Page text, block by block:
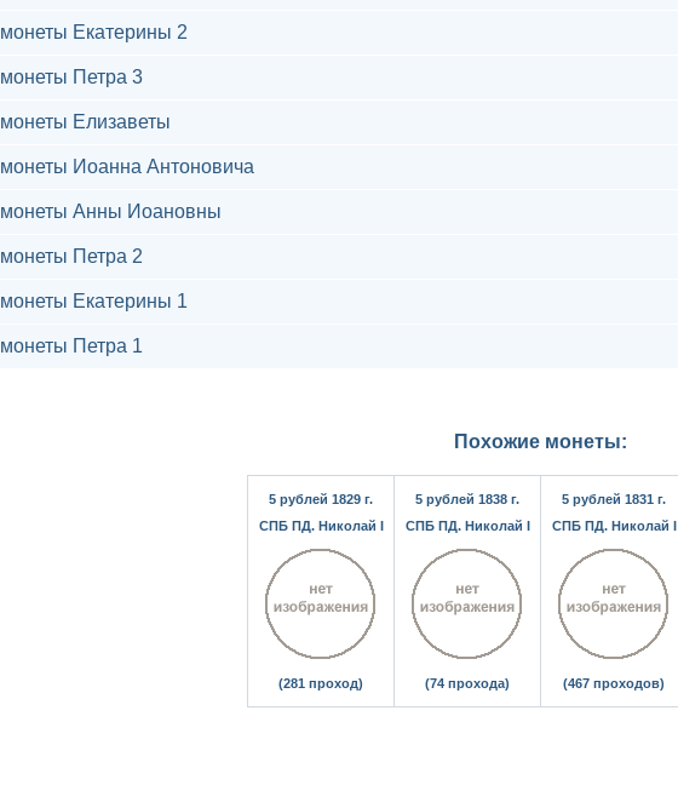
монеты Екатерины 2
монеты Петра 3
монеты Елизаветы
монеты Иоанна Антоновича
монеты Анны Иоановны
монеты Петра 2
монеты Екатерины 1
монеты Петра 1
Похожие монеты:
5 рублей 1829 г.
СПБ ПД. Николай I
(281 проход)
5 рублей 1838 г.
СПБ ПД. Николай I
(74 прохода)
5 рублей 1831 г.
СПБ ПД. Николай I
(467 проходов)